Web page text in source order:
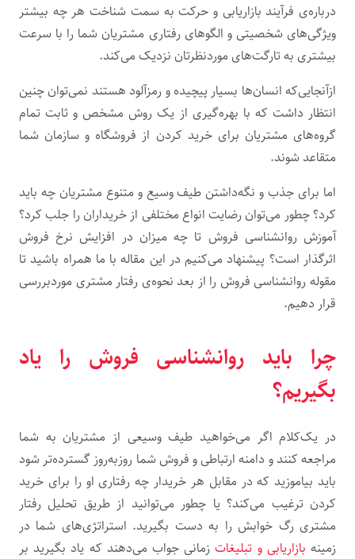
درباره‌ی فرآیند بازاریابی و حرکت به سمت شناخت هر چه بیشتر
ویژگی‌های شخصیتی و الگوهای رفتاری مشتریان شما را با سرعت
بیشتری به تارگت‌های موردنظرتان نزدیک می‌کند.
ازآنجایی‌که انسان‌ها بسیار پیچیده و رمزآلود هستند نمی‌توان چنین
انتظار داشت که با بهره‌گیری از یک روش مشخص و ثابت تمام
گروه‌های مشتریان برای خرید کردن از فروشگاه و سازمان شما
متقاعد شوند.
اما برای جذب و نگه‌داشتن طیف وسیع و متنوع مشتریان چه باید
کرد؟ چطور می‌توان رضایت انواع مختلفی از خریداران را جلب کرد؟
آموزش روانشناسی فروش تا چه میزان در افزایش نرخ فروش
اثرگذار است؟ پیشنهاد می‌کنیم در این مقاله با ما همراه باشید تا
مقوله روانشناسی فروش را از بعد نحوه‌ی رفتار مشتری موردبررسی
قرار دهیم.
چرا باید روانشناسی فروش را یاد
بگیریم؟
در یک‌کلام اگر می‌خواهید طیف وسیعی از مشتریان به شما
مراجعه کنند و دامنه ارتباطی و فروش شما روزبه‌روز گسترده‌تر شود
باید بیاموزید که در مقابل هر خریدار چه رفتاری او را برای خرید
کردن ترغیب می‌کند؟ یا چطور می‌توانید از طریق تحلیل رفتار
مشتری رگ خوابش را به دست بگیرید. استراتژی‌های شما در
زمینه بازاریابی و تبلیغاتزمانی جواب می‌دهند که یاد بگیرید بر